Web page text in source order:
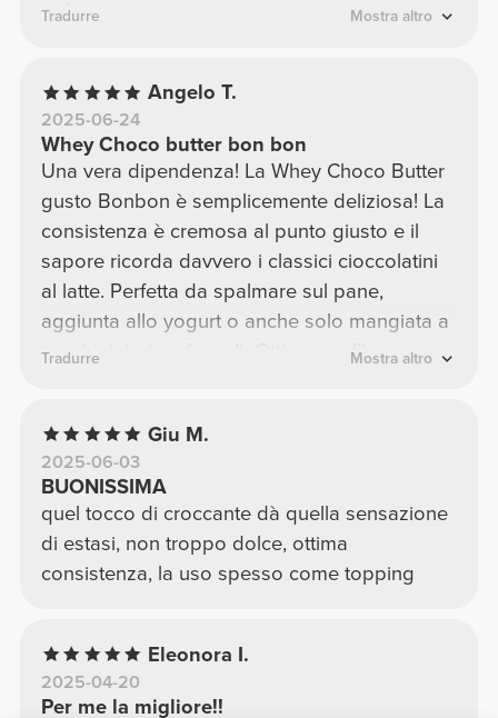
golosissima.
Tradurre Mostra altro
Angelo T.
2025-06-24
Whey Choco butter bon bon
Una vera dipendenza! La Whey Choco Butter
gusto Bonbon è semplicemente deliziosa! La
consistenza è cremosa al punto giusto e il
sapore ricorda davvero i classici cioccolatini
al latte. Perfetta da spalmare sul pane,
aggiunta allo yogurt o anche solo mangiata a
cucchiaiate (confesso!). Ottimo profilo
in fretta 😄
Tradurre Mostra altro
Giu M.
2025-06-03
BUONISSIMA
quel tocco di croccante dà quella sensazione
di estasi, non troppo dolce, ottima
consistenza, la uso spesso come topping
Eleonora I.
2025-04-20
Per me la migliore!!